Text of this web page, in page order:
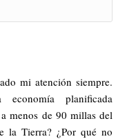
mi atención siempre.
planificada
menos de 90 millas del
la Tierra? ¿Por qué no